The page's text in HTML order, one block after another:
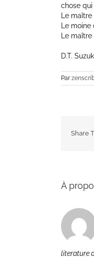
chose qui
Le
Le
Le
D.T.
Par
Share
À
literature